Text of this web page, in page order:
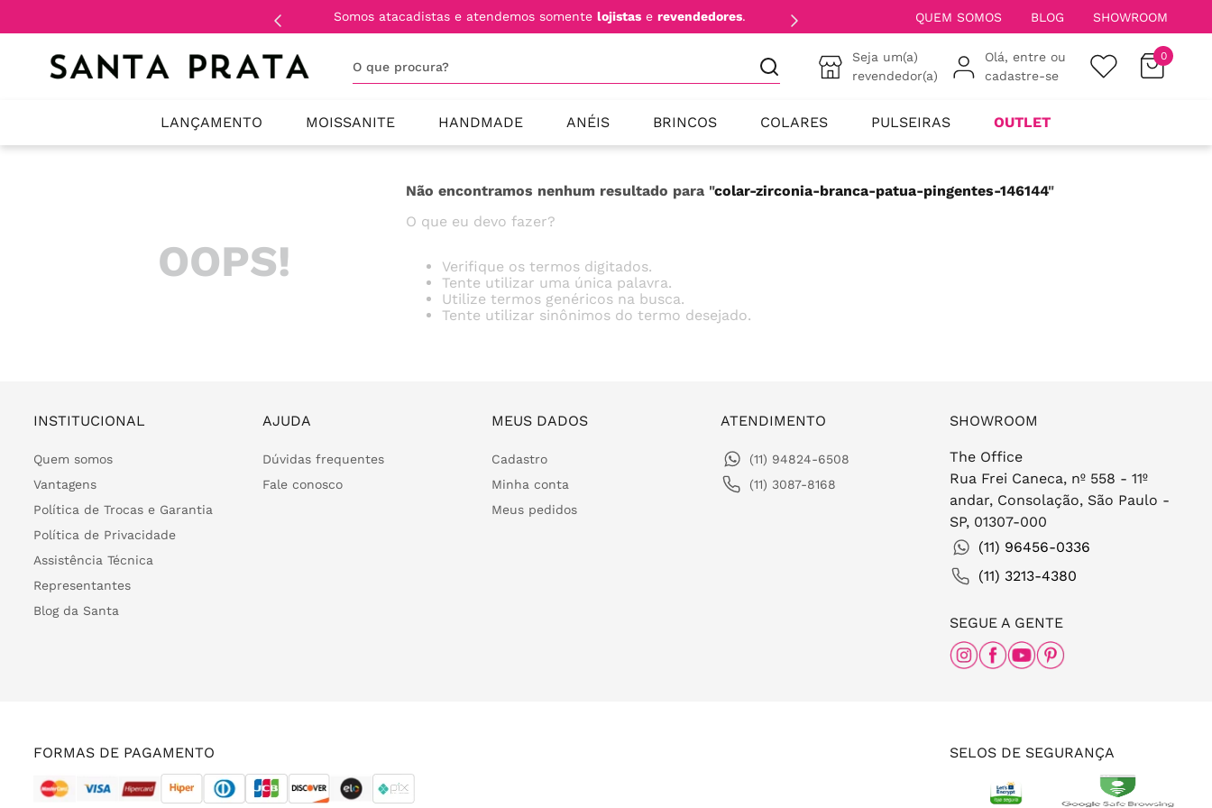
Somos atacadistas e atendemos somentelojistas erevendedores. QUEM SOMOS BLOG SHOWROOM
Seja um(a)
revendedor(a)
Olá, entre ou
cadastre-se
0
LANÇAMENTO MOISSANITE HANDMADE ANÉIS BRINCOS COLARES PULSEIRAS OUTLET
OOPS!
Não encontramos nenhum resultado para "colar-zirconia-branca-patua-pingentes-146144"
O que eu devo fazer?
Verifique os termos digitados.
Tente utilizar uma única palavra.
Utilize termos genéricos na busca.
Tente utilizar sinônimos do termo desejado.
INSTITUCIONAL
Quem somos
Vantagens
Política de Trocas e Garantia
Política de Privacidade
Assistência Técnica
Representantes
Blog da Santa
AJUDA
Dúvidas frequentes
Fale conosco
MEUS DADOS
Cadastro
Minha conta
Meus pedidos
ATENDIMENTO
(11) 94824-6508
(11) 3087-8168
SHOWROOM
The Office
Rua Frei Caneca, nº 558 - 11º
andar, Consolação, São Paulo -
SP, 01307-000
(11) 96456-0336
(11) 3213-4380
SEGUE A GENTE
FORMAS DE PAGAMENTO SELOS DE SEGURANÇA